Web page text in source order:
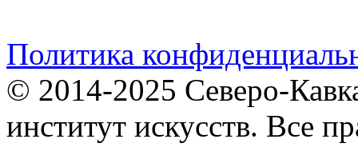
Политика
© 2014-2025 Северо-
институт искусств. Все